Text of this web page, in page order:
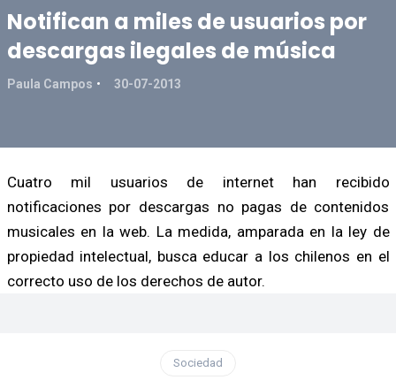
Notifican a miles de usuarios por
descargas ilegales de música
Paula Campos 30-07-2013
Cuatro mil usuarios de internet han recibido
notificaciones por descargas no pagas de contenidos
musicales en la web. La medida, amparada en la ley de
propiedad intelectual, busca educar a los chilenos en el
correcto uso de los derechos de autor.
Sociedad